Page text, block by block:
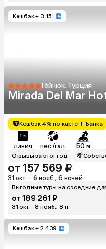
Кешбэк + 3 151
Гёйнюк, Турция
Mirada Del Mar
Кешбэк 4% по карте Т-Банка
линия пес./гал. 50 м
Отзывы за этот год
от 157 569 ₽
31 окт. - 6 нояб., 6 ночей
Выгодные туры на соседние
от 189 261 ₽
31 окт. - 8 нояб., 8 н.
Кешбэк + 2 439